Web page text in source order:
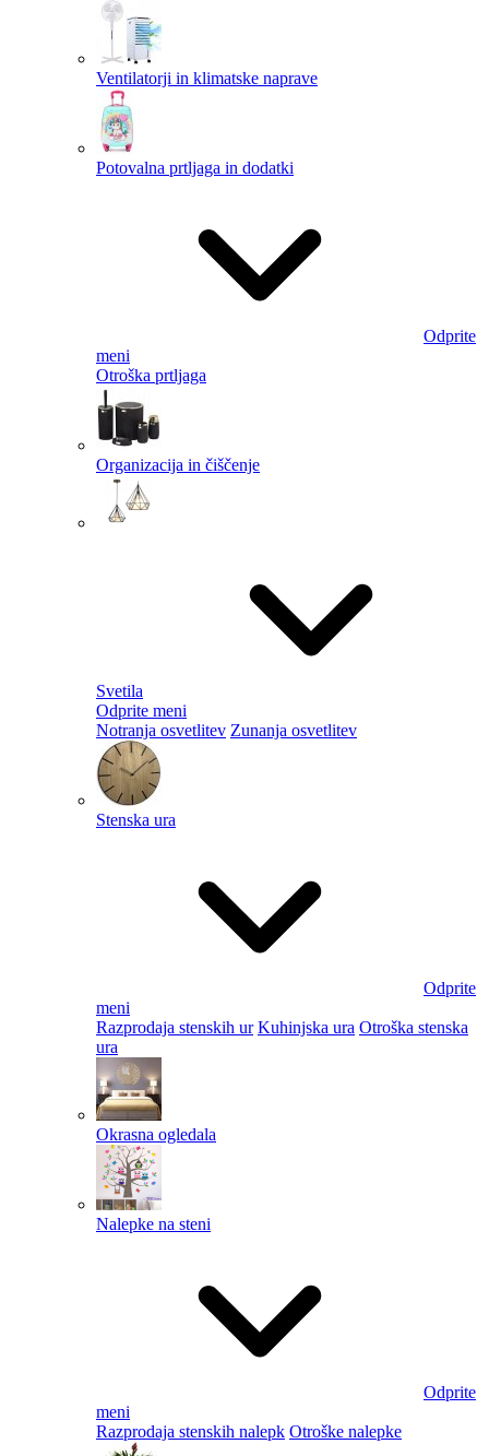
Ventilatorji in klimatske naprave
Potovalna prtljaga in dodatki
Odprite
meni
Otroška prtljaga
Organizacija in čiščenje
Svetila
Odprite meni
Notranja osvetlitev Zunanja osvetlitev
Stenska ura
Odprite
meni
Razprodaja stenskih ur Kuhinjska ura Otroška stenska
ura
Okrasna ogledala
Nalepke na steni
Odprite
meni
Razprodaja stenskih nalepk Otroške nalepke